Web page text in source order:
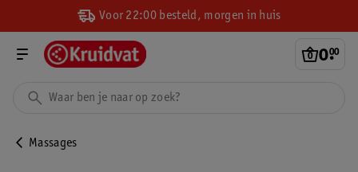
Voor 22:00 besteld, morgen in huis
0.
00
Massages